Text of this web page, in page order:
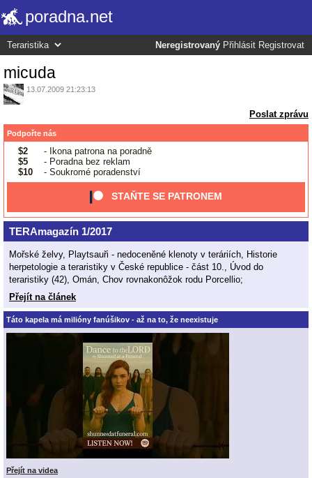
poradna.net
Neregistrovaný Přihlásit Registrovat
micuda
13.07.2009 21:23:13
Poslat zprávu
Podpořte nás
$2
- Ikona patrona na poradně
$5
- Poradna bez reklam
$10
- Soukromé poradenství
STAŇTE SE PATRONEM
TERAmagazín 1/2017
Mořské želvy, Playtsauři - nedoceněné klenoty v teráriích, Historie
herpetologie a teraristiky v České republice - část 10., Úvod do
teraristiky (42), Omán, Chov rovnakonôžok rodu Porcellio;
Přejít na článek
Táto kapela má milióny fanúšikov - až na to, že neexistuje
Přejít na videa